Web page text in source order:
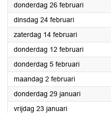
donderdag 26 februari2026
dinsdag 24 februari2026
zaterdag 14 februari2026
donderdag 12 februari2026
donderdag 5 februari2026
maandag 2 februari2026
donderdag 29 januari2026
vrijdag 23 januari2026